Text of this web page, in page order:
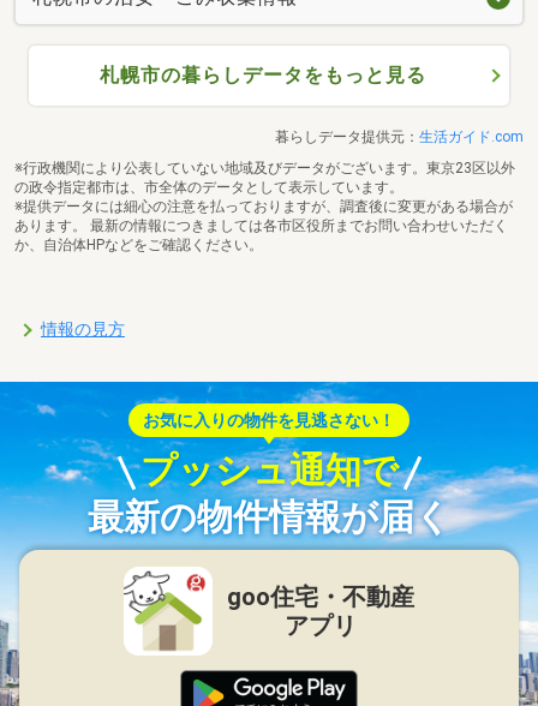
札幌市の暮らしデータをもっと見る
暮らしデータ提供元： 生活ガイド.com
※行政機関により公表していない地域及びデータがございます。東京23区以外
の政令指定都市は、市全体のデータとして表示しています。
※提供データには細心の注意を払っておりますが、調査後に変更がある場合が
あります。 最新の情報につきましては各市区役所までお問い合わせいただく
か、自治体HPなどをご確認ください。
情報の見方
お気に入りの物件を見逃さない！
プッシュ通知で
最新の物件情報が届く
goo住宅・不動産
アプリ